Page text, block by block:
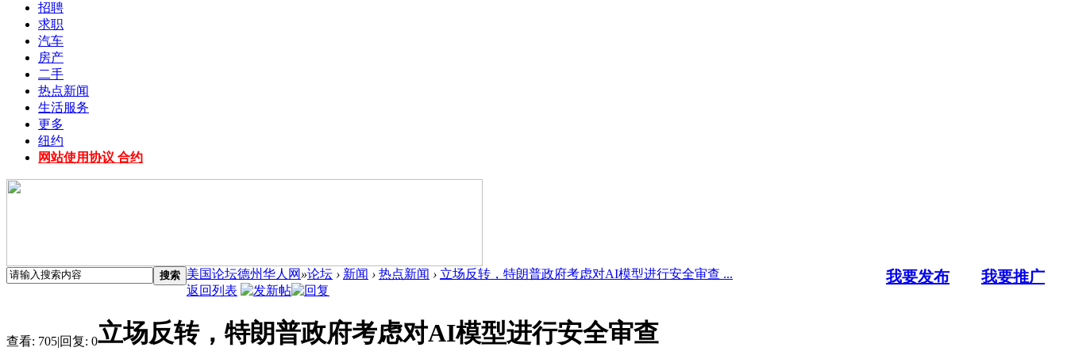
招聘
求职
汽车
房产
二手
热点新闻
生活服务
更多
纽约
网站使用协议 合约
搜索 我要发布 我要推广
美国论坛德州华人网 »论坛 › 新闻 › 热点新闻 › 立场反转，特朗普政府考虑对AI模型进行安全审查 ...
返回列表
查看: 705|回复: 0立场反转，特朗普政府考虑对AI模型进行安全审查